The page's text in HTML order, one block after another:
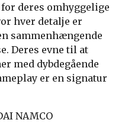
deres omhyggelige
hver detalje er
sammenhængende
Deres evne til at
med dybdegående
er en signatur
NAMCO